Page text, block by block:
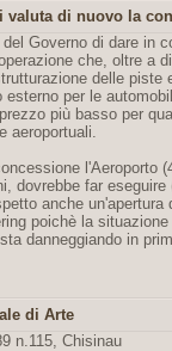
di nuovo la
Governo di dare in
che, oltre a
delle piste
esterno per le
più basso per
aeroportuali.
l'Aeroporto
dovrebbe far
anche un'apertura
poichè la
danneggiando in
di Arte
n.115, Chisinau